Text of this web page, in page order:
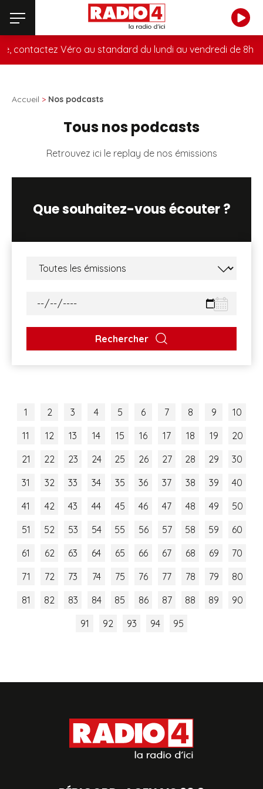
contactez Véro au standard du lundi au vendredi de 8h à
Accueil > Nos podcasts
Tous nos podcasts
Retrouvez ici le replay de nos émissions
Que souhaitez-vous écouter ?
Rechercher
1 2 3 4 5 6 7 8 9
10
11
12 13 14 15 16 17 18 19
20
21
22 23 24 25 26 27 28 29
30
31
32 33 34 35 36 37 38 39
40
41
42 43 44 45 46 47 48 49
50
51
52 53 54 55 56 57 58 59
60
61
62 63 64 65 66 67 68 69
70
71
72 73 74 75 76 77 78 79
80
81
82 83 84 85 86 87 88 89
90
91
92 93 94 95